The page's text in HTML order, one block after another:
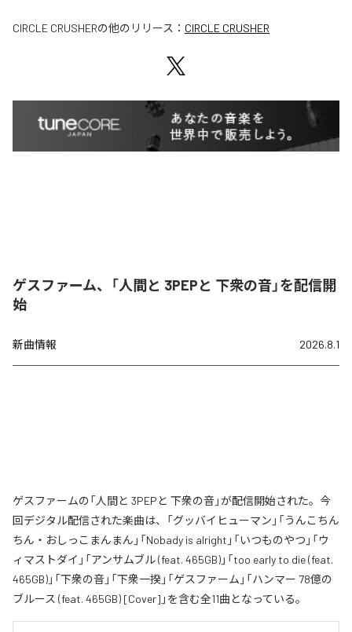
CIRCLE CRUSHERの他のリリース： CIRCLE CRUSHER
ゲスファーム、「人間と 3PEPと 下衆の音」を配信開
始
新曲情報 2026.8.1
ゲスファームの「人間と 3PEPと 下衆の音」が配信開始された。今
回デジタル配信された楽曲は、「グッバイヒューマン」「うんこちん
ちん・おしっこまんまん」「Nobady is alright」「いつものやつ」「ウ
ィマストダイ」「アンサムブル (feat. 465GB)」「too early to die (feat.
465GB)」「下衆の音」「下衆一揆」「ゲスファーム」「ハンマー 78億の
ブルース (feat. 465GB) [Cover]」を含む全11曲となっている。